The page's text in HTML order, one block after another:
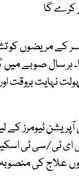
کرے گا
کے مریضوں
سال صوبے میں
نہایت بروقت اور
ٹیومرز کے
ای ٹی/سی ٹی
کی منصوبہ